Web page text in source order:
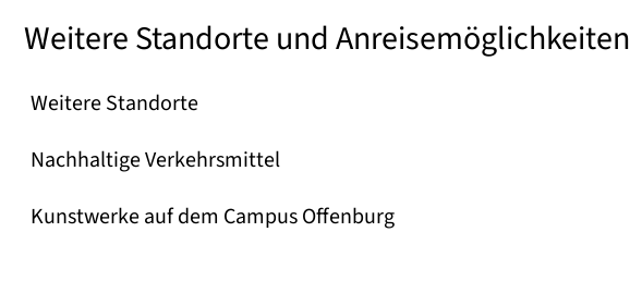
Weitere Standorte und Anreisemöglichkeiten
Weitere Standorte
Nachhaltige Verkehrsmittel
Kunstwerke auf dem Campus Offenburg